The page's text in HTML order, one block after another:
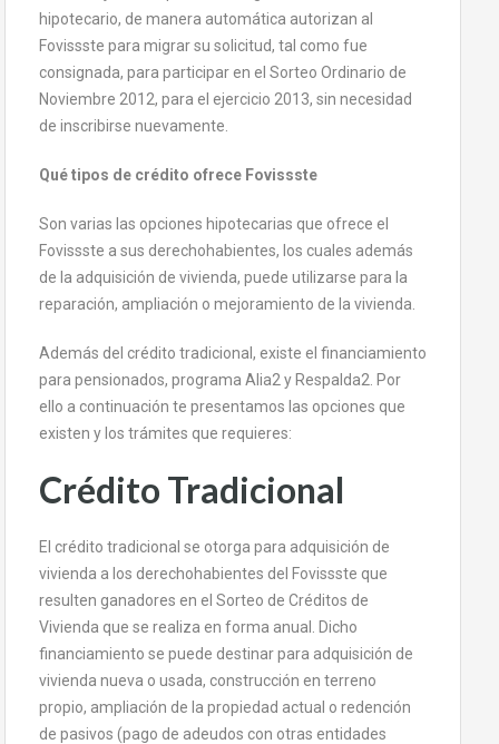
hipotecario, de manera automática autorizan al
Fovissste para migrar su solicitud, tal como fue
consignada, para participar en el Sorteo Ordinario de
Noviembre 2012, para el ejercicio 2013, sin necesidad
de inscribirse nuevamente.
Qué tipos de crédito ofrece Fovissste
Son varias las opciones hipotecarias que ofrece el
Fovissste a sus derechohabientes, los cuales además
de la adquisición de vivienda, puede utilizarse para la
reparación, ampliación o mejoramiento de la vivienda.
Además del crédito tradicional, existe el financiamiento
para pensionados, programa Alia2 y Respalda2. Por
ello a continuación te presentamos las opciones que
existen y los trámites que requieres:
Crédito Tradicional
El crédito tradicional se otorga para adquisición de
vivienda a los derechohabientes del Fovissste que
resulten ganadores en el Sorteo de Créditos de
Vivienda que se realiza en forma anual. Dicho
financiamiento se puede destinar para adquisición de
vivienda nueva o usada, construcción en terreno
propio, ampliación de la propiedad actual o redención
de pasivos (pago de adeudos con otras entidades